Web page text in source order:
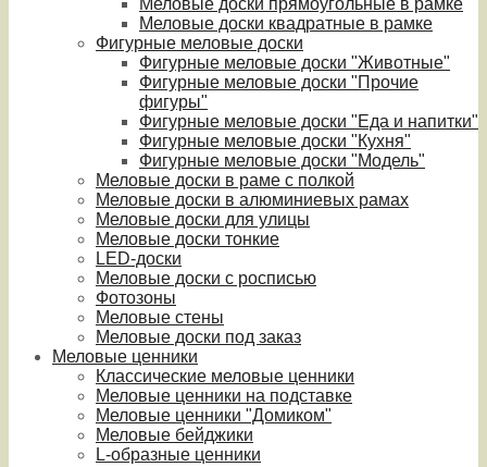
Меловые доски прямоугольные в рамке
Меловые доски квадратные в рамке
Фигурные меловые доски
Фигурные меловые доски "Животные"
Фигурные меловые доски "Прочие
фигуры"
Фигурные меловые доски "Еда и напитки"
Фигурные меловые доски "Кухня"
Фигурные меловые доски "Модель"
Меловые доски в раме с полкой
Меловые доски в алюминиевых рамах
Меловые доски для улицы
Меловые доски тонкие
LED-доски
Меловые доски с росписью
Фотозоны
Меловые стены
Меловые доски под заказ
Меловые ценники
Классические меловые ценники
Меловые ценники на подставке
Меловые ценники "Домиком"
Меловые бейджики
L-образные ценники